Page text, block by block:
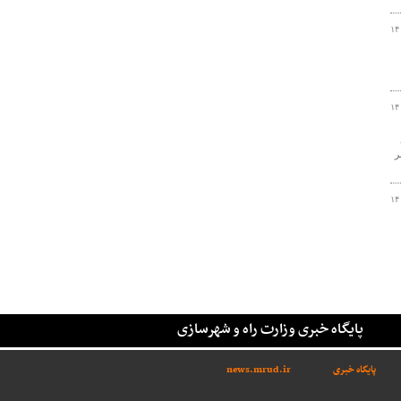
پایگاه خبری وزارت راه و شهرسازی
پایگاه خبری news.mrud.ir